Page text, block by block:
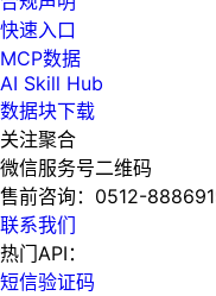
快速入口
MCP数据
AI Skill Hub
数据块下载
关注聚合
微信服务号二维码
售前咨询： 0512-
联系我们
热门API：
短信验证码